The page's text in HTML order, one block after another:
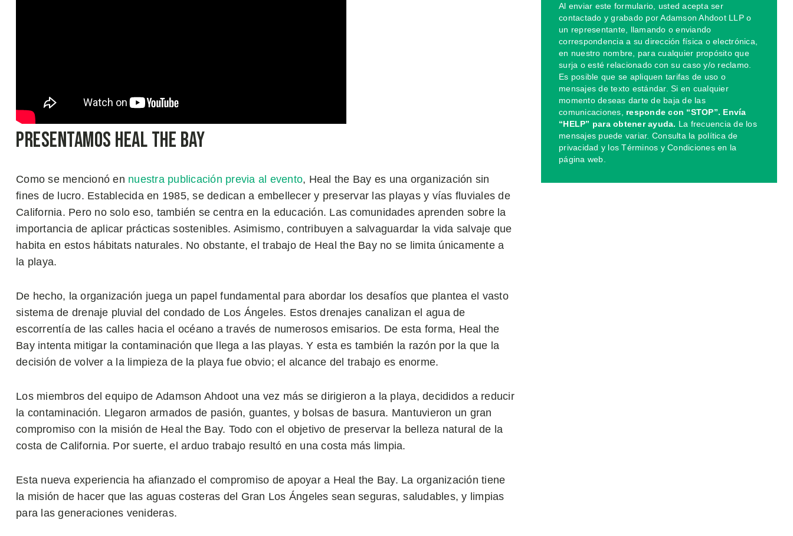
Presentamos Heal the Bay
Como se mencionó en nuestra publicación previa al evento, Heal the Bay es una organización sin
fines de lucro. Establecida en 1985, se dedican a embellecer y preservar las playas y vías fluviales de
California. Pero no solo eso, también se centra en la educación. Las comunidades aprenden sobre la
importancia de aplicar prácticas sostenibles. Asimismo, contribuyen a salvaguardar la vida salvaje que
habita en estos hábitats naturales. No obstante, el trabajo de Heal the Bay no se limita únicamente a
la playa.
De hecho, la organización juega un papel fundamental para abordar los desafíos que plantea el vasto
sistema de drenaje pluvial del condado de Los Ángeles. Estos drenajes canalizan el agua de
escorrentía de las calles hacia el océano a través de numerosos emisarios. De esta forma, Heal the
Bay intenta mitigar la contaminación que llega a las playas. Y esta es también la razón por la que la
decisión de volver a la limpieza de la playa fue obvio; el alcance del trabajo es enorme.
Los miembros del equipo de Adamson Ahdoot una vez más se dirigieron a la playa, decididos a reducir
la contaminación. Llegaron armados de pasión, guantes, y bolsas de basura. Mantuvieron un gran
compromiso con la misión de Heal the Bay. Todo con el objetivo de preservar la belleza natural de la
costa de California. Por suerte, el arduo trabajo resultó en una costa más limpia.
Esta nueva experiencia ha afianzado el compromiso de apoyar a Heal the Bay. La organización tiene
la misión de hacer que las aguas costeras del Gran Los Ángeles sean seguras, saludables, y limpias
para las generaciones venideras.
Al enviar este formulario, usted acepta ser
contactado y grabado por Adamson Ahdoot LLP o
un representante, llamando o enviando
correspondencia a su dirección física o electrónica,
en nuestro nombre, para cualquier propósito que
surja o esté relacionado con su caso y/o reclamo.
Es posible que se apliquen tarifas de uso o
mensajes de texto estándar. Si en cualquier
momento deseas darte de baja de las
comunicaciones, responde con “STOP”. Envía
“HELP” para obtener ayuda. La frecuencia de los
mensajes puede variar. Consulta la política de
privacidad y los Términos y Condiciones en la
página web.